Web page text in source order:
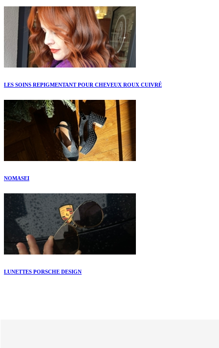
LES SOINS REPIGMENTANT POUR CHEVEUX ROUX CUIVRÉ
NOMASEI
LUNETTES PORSCHE DESIGN